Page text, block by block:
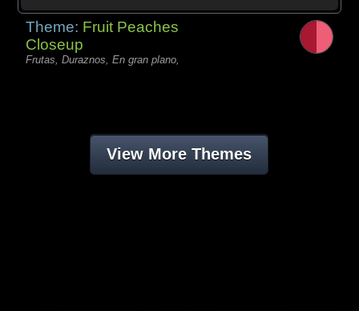
Theme: Fruit Peaches
Closeup
Frutas, Duraznos, En gran plano,
View More Themes